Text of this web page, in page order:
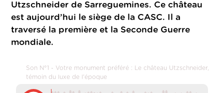
Utzschneider de Sarreguemines. Ce château
est aujourd’hui le siège de la CASC. Il a
traversé la première et la Seconde Guerre
mondiale.
Son N°1 - Votre monument préféré : Le château Utzschneider,
témoin du luxe de l'époque